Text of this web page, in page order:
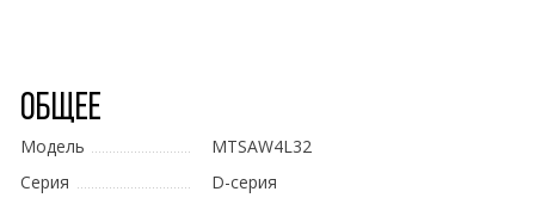
Общее
Модель
MTSAW4L32
Серия
D-серия